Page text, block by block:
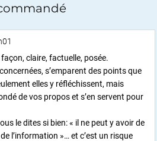
claire, factuelle, posée.
s’emparent des points que
elles y réfléchissent, mais
de vos propos et s’en servent pour
le dites si bien: « il ne peut y avoir de
l’information »… et c’est un risque